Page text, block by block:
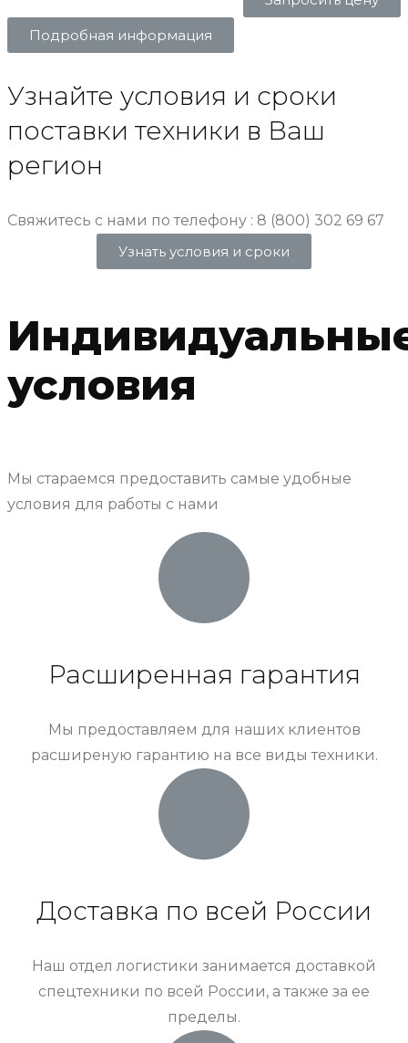
Подробная информация
Узнайте условия и сроки
поставки техники в Ваш
регион
Свяжитесь с нами по телефону : 8 (800) 302 69 67
Узнать условия и сроки
условия
Мы стараемся предоставить самые удобные
условия для работы с нами
Расширенная гарантия
Мы предоставляем для наших клиентов
расширеную гарантию на все виды техники.
Доставка по всей России
Наш отдел логистики занимается доставкой
спецтехники по всей России, а также за ее
пределы.